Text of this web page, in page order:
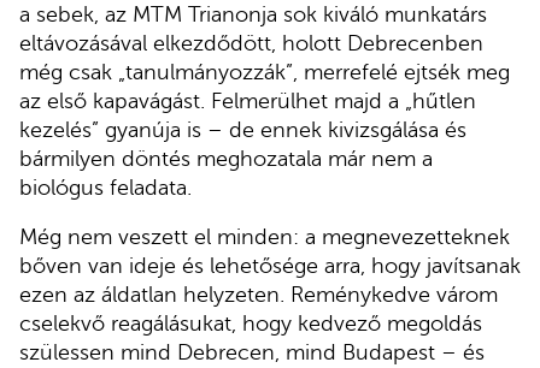
a sebek, az MTM Trianonja sok kiváló munkatárs
eltávozásával elkezdődött, holott Debrecenben
még csak „tanulmányozzák”, merrefelé ejtsék meg
az első kapavágást. Felmerülhet majd a „hűtlen
kezelés” gyanúja is – de ennek kivizsgálása és
bármilyen döntés meghozatala már nem a
biológus feladata.
Még nem veszett el minden: a megnevezetteknek
bőven van ideje és lehetősége arra, hogy javítsanak
ezen az áldatlan helyzeten. Reménykedve várom
cselekvő reagálásukat, hogy kedvező megoldás
szülessen mind Debrecen, mind Budapest – és